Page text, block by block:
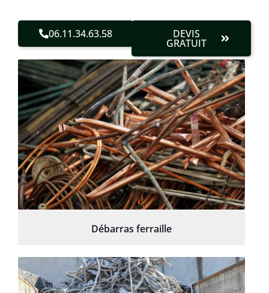
06.11.34.63.58 DEVIS
GRATUIT
Débarras ferraille